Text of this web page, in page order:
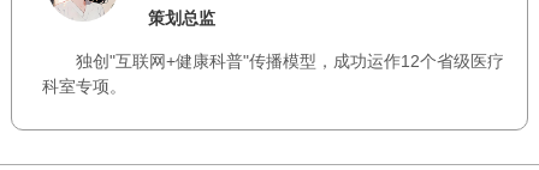
策划总监
独创"互联网+健康科普"传播模型，成功运作12个省级医疗
科室专项。